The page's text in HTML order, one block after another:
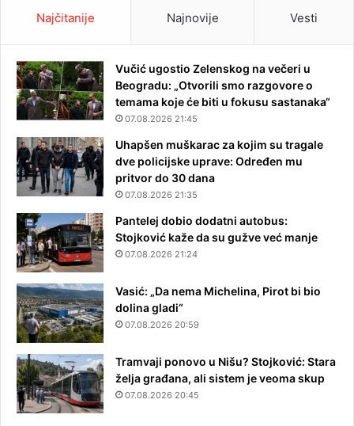
Najčitanije Najnovije Vesti
Vučić ugostio Zelenskog na večeri u
Beogradu: „Otvorili smo razgovore o
temama koje će biti u fokusu sastanaka“
07.08.2026 21:45
Uhapšen muškarac za kojim su tragale
dve policijske uprave: Određen mu
pritvor do 30 dana
07.08.2026 21:35
Pantelej dobio dodatni autobus:
Stojković kaže da su gužve već manje
07.08.2026 21:24
Vasić: „Da nema Michelina, Pirot bi bio
dolina gladi“
07.08.2026 20:59
Tramvaji ponovo u Nišu? Stojković: Stara
želja građana, ali sistem je veoma skup
07.08.2026 20:45